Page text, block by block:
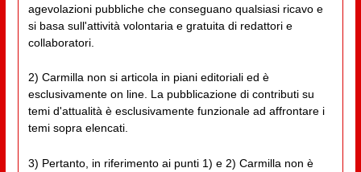
agevolazioni pubbliche che conseguano qualsiasi ricavo e
si basa sull'attività volontaria e gratuita di redattori e
collaboratori.
2) Carmilla non si articola in piani editoriali ed è
esclusivamente on line. La pubblicazione di contributi su
temi d'attualità è esclusivamente funzionale ad affrontare i
temi sopra elencati.
3) Pertanto, in riferimento ai punti 1) e 2) Carmilla non è